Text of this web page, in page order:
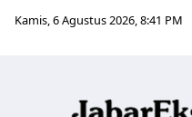
Kamis, 6 Agustus 2026, 8:41 PM